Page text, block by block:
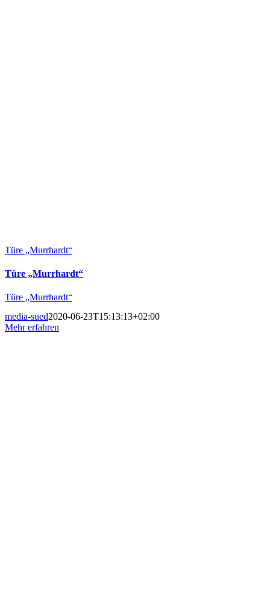
Türe „Murrhardt“
Türe „Murrhardt“
Türe „Murrhardt“
media-sued2020-06-23T15:13:13+02:00
Mehr erfahren